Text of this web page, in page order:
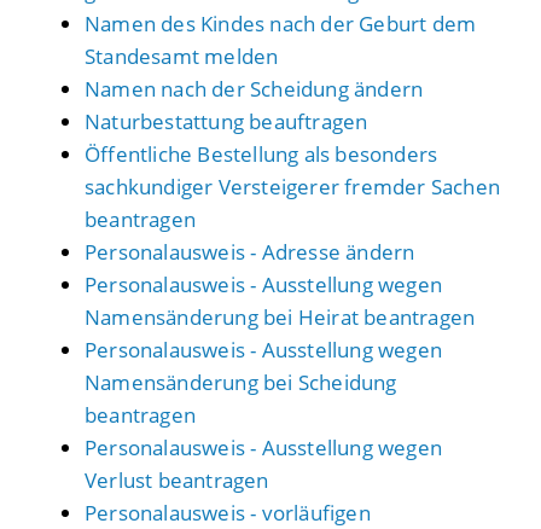
Namen des Kindes nach der Geburt dem
Standesamt melden
Namen nach der Scheidung ändern
Naturbestattung beauftragen
Öffentliche Bestellung als besonders
sachkundiger Versteigerer fremder Sachen
beantragen
Personalausweis - Adresse ändern
Personalausweis - Ausstellung wegen
Namensänderung bei Heirat beantragen
Personalausweis - Ausstellung wegen
Namensänderung bei Scheidung
beantragen
Personalausweis - Ausstellung wegen
Verlust beantragen
Personalausweis - vorläufigen